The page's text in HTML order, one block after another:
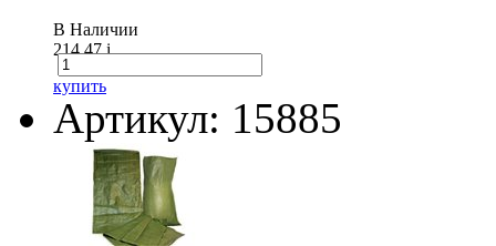
В Наличии
214.47i
купить
Артикул: 15885